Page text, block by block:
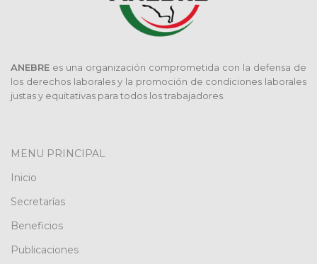
ANEBRE es una organización comprometida con la defensa de
los derechos laborales y la promoción de condiciones laborales
justas y equitativas para todos los trabajadores.
MENU PRINCIPAL
Inicio
Secretarías
Beneficios
Publicaciones